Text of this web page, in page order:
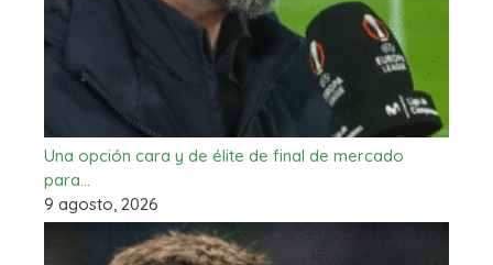
Una opción cara y de élite de final de mercado
para…
9 agosto, 2026